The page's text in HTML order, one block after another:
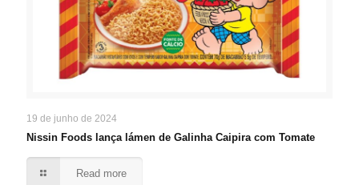
19 de junho de 2024
Nissin Foods lança lámen de Galinha Caipira com Tomate
Read more